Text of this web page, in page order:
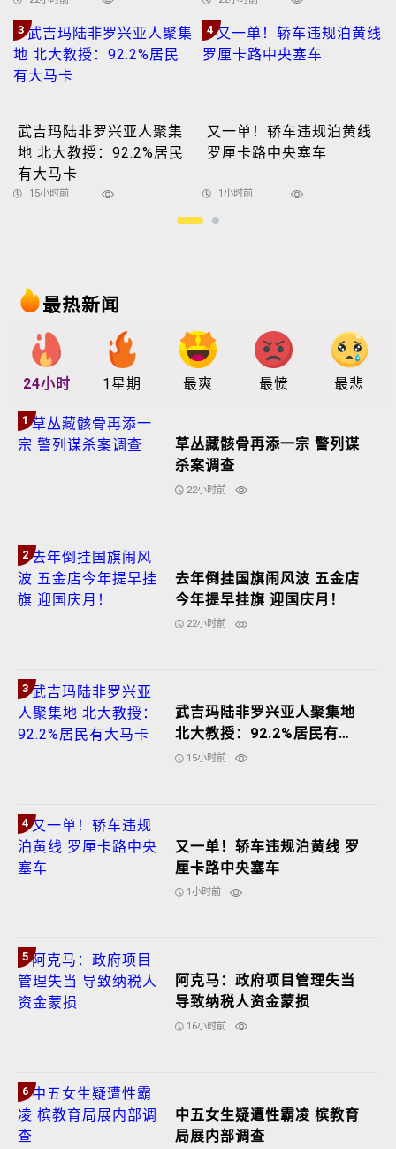
3
武吉玛陆非罗兴亚人聚集
地 北大教授：92.2%居民
有大马卡
15小时前
4
又一单！轿车违规泊黄线
罗厘卡路中央塞车
1小时前
最热新闻
24小时 1星期 最爽 最愤 最悲
1
草丛藏骸骨再添一宗 警列谋
杀案调查
22小时前
2
去年倒挂国旗闹风波 五金店
今年提早挂旗 迎国庆月！
22小时前
3
武吉玛陆非罗兴亚人聚集地
北大教授：92.2%居民有大
马卡
15小时前
4
又一单！轿车违规泊黄线 罗
厘卡路中央塞车
1小时前
5
阿克马：政府项目管理失当
导致纳税人资金蒙损
16小时前
6
中五女生疑遭性霸凌 槟教育
局展内部调查